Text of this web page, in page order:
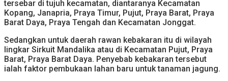
tersebar di tujuh kecamatan, diantaranya Kecamatan
Kopang, Janapria, Praya Timur, Pujut, Praya Barat, Praya
Barat Daya, Praya Tengah dan Kecamatan Jonggat.
Sedangkan untuk daerah rawan kebakaran itu di wilayah
lingkar Sirkuit Mandalika atau di Kecamatan Pujut, Praya
Barat, Praya Barat Daya. Penyebab kebakaran tersebut
ialah faktor pembukaan lahan baru untuk tanaman jagung.